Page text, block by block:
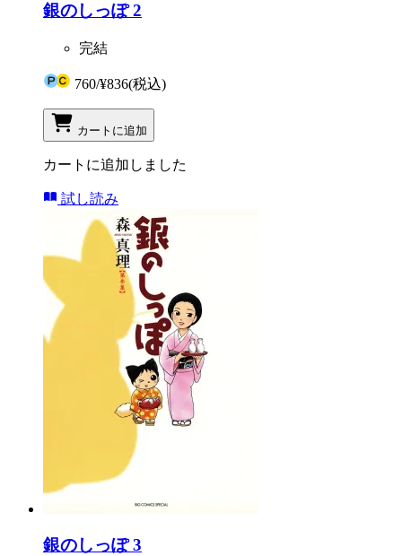
銀のしっぽ 2
完結
760/¥836(税込)
カートに追加
カートに追加しました
試し読み
銀のしっぽ 3